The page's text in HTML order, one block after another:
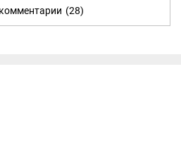
(28)